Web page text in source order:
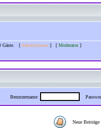
Gäste. [ Administrator] [ Moderator]
Benutzername:
Neue Beiträge